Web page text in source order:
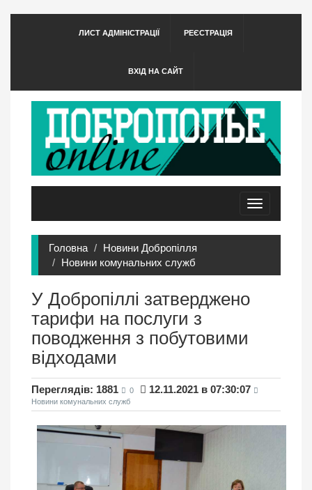
ЛИСТ АДМІНІСТРАЦІЇ РЕЄСТРАЦІЯ
ВХІД НА САЙТ
Toggle
navigation
Головна
Новини Добропілля
Новини комунальних служб
У Добропіллі затверджено
тарифи на послуги з
поводження з побутовими
відходами
Переглядів: 1881 0 12.11.2021 в 07:30:07
Новини комунальних служб